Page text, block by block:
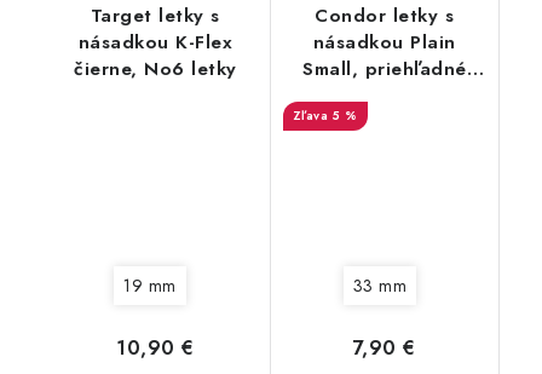
Target letky s
násadkou K-Flex
čierne, No6 letky
19 mm
10,90 €
Condor letky s
násadkou Plain
Small, priehľadné
oranžové
5 %
33 mm
7,90 €